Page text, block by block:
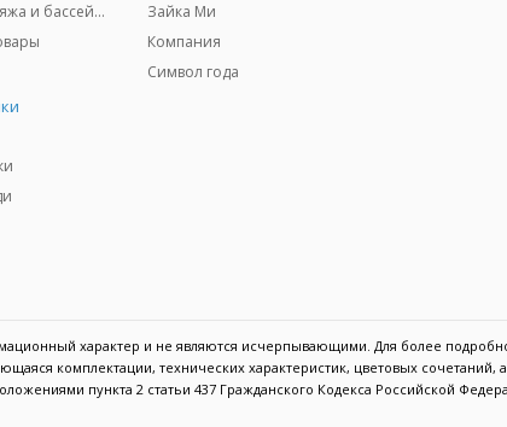
Товары для пляжа и бассейны
Зайка Ми
Компания
Символ года
характер и не являются исчерпывающими. Для более
комплектации, технических характеристик, цветовых
пункта 2 статьи 437 Гражданского Кодекса Российской